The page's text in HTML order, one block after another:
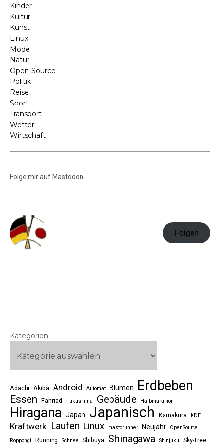
Kinder
Kultur
Kunst
Linux
Mode
Natur
Open-Source
Politik
Reise
Sport
Transport
Wetter
Wirtschaft
Folge mir auf Mastodon
Folgen
Kategorien
Adachi Akiba Android Automat Blumen Erdbeben
Essen Fahrrad Fukushima Gebäude Halbmarathon
Hiragana Japan Japanisch Kamakura KDE
Kraftwerk Laufen Linux mastorunner Neujahr
OpenSource
Roppongi
Running Schnee Shibuya Shinagawa Shinjuku Sky-Tree